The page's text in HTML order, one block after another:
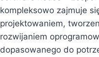
kompleksowo zajmuje
projektowaniem,
rozwijaniem
dopasowanego do